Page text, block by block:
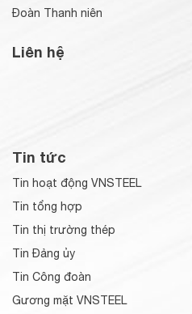
Đoàn Thanh niên
Liên hệ
Tin tức
Tin hoạt động VNSTEEL
Tin tổng hợp
Tin thị trường thép
Tin Đảng ủy
Tin Công đoàn
Gương mặt VNSTEEL